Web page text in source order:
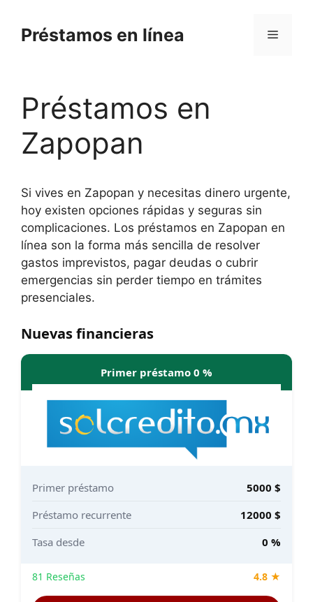
contentPréstamos en línea Menu
Préstamos en
Zapopan
Si vives en Zapopan y necesitas dinero urgente,
hoy existen opciones rápidas y seguras sin
complicaciones. Los préstamos en Zapopan en
línea son la forma más sencilla de resolver
gastos imprevistos, pagar deudas o cubrir
emergencias sin perder tiempo en trámites
presenciales.
Nuevas financieras
Primer préstamo 0 %
Primer préstamo
5000 $
Préstamo recurrente
12000 $
Tasa desde
0 %
81 Reseñas 4.8 ★